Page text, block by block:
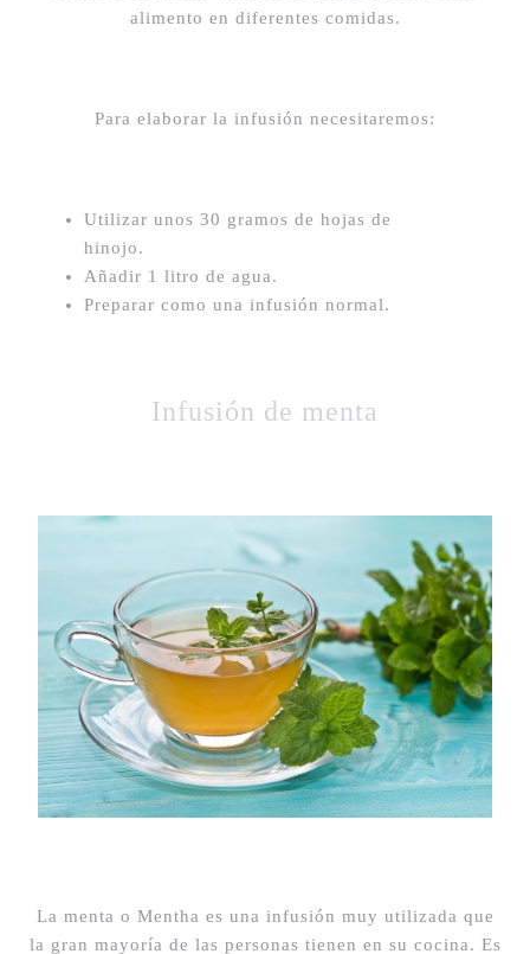
alimento en diferentes comidas.
Para elaborar la infusión necesitaremos:
Utilizar unos 30 gramos de hojas de
hinojo.
Añadir 1 litro de agua.
Preparar como una infusión normal.
Infusión de menta
La menta o Mentha es una infusión muy utilizada que
la gran mayoría de las personas tienen en su cocina. Es